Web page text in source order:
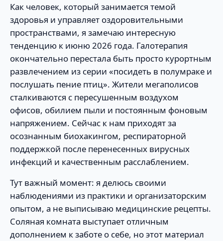
Как человек, который занимается темой
здоровья и управляет оздоровительными
пространствами, я замечаю интересную
тенденцию к июню 2026 года. Галотерапия
окончательно перестала быть просто курортным
развлечением из серии «посидеть в полумраке и
послушать пение птиц». Жители мегаполисов
сталкиваются с пересушенным воздухом
офисов, обилием пыли и постоянным фоновым
напряжением. Сейчас к нам приходят за
осознанным биохакингом, респираторной
поддержкой после перенесенных вирусных
инфекций и качественным расслаблением.
Тут важный момент: я делюсь своими
наблюдениями из практики и организаторским
опытом, а не выписываю медицинские рецепты.
Соляная комната выступает отличным
дополнением к заботе о себе, но этот материал